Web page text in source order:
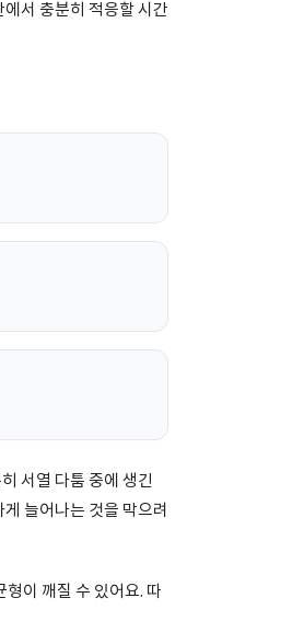
서 충분히 적응할 시간
서열 다툼 중에 생긴
늘어나는 것을 막으려
이 깨질 수 있어요. 따